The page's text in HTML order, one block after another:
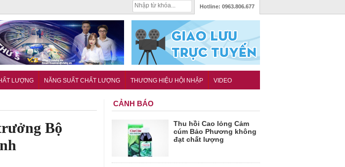
Hotline: 0963.806.677
LƯỢNG NĂNG SUẤT CHẤT LƯỢNG THƯƠNG HIỆU HỘI NHẬP VIDEO
Bộ
CẢNH BÁO
Thu hồi Cao lỏng Cảm
cúm Bảo Phương không
đạt chất lượng